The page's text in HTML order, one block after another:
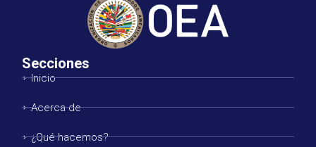
Secciones
Inicio
Acerca de
¿Qué hacemos?